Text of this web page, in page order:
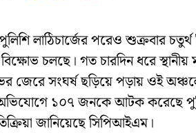
লাঠিচার্জের পরেও শুক্রবার চতুর্থ
চলছে। গত চারদিন ধরে স্থানীয়
জেরে সংঘর্ষ ছড়িয়ে পড়ায় ওই
১০৭ জনকে আটক করেছে
জানিয়েছে সিপিআইএম।